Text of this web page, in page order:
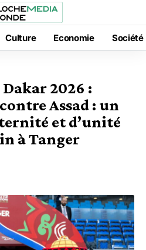
Culture Economie Société
Dakar 2026 :
Assad : un
et d’unité
à Tanger